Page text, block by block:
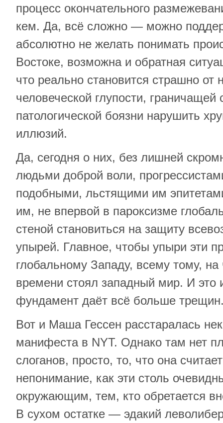
процесс окончательного
кем. Да, всё сложно — можно
абсолютно не желать понимать
Востоке, возможна и обратная
что реально становится страшно
человеческой глупости, граничащей
патологической боязни нарушить
иллюзий.
Да, сегодня о них, без лишней
людьми доброй воли,
подобными, льстящими им
им, не впервой в пароксизме
стеной становиться на защиту
упырей. Главное, чтобы упыри эти
глобальному Западу, всему тому,
времени стоял западный мир. И это
фундамент даёт всё больше
Вот и Маша Гессен расстаралась
манифеста в NYT. Однако там нет
слоганов, просто, то, что она
непонимание, как эти столь
окружающим, тем, кто обретается
В сухом остатке — эдакий